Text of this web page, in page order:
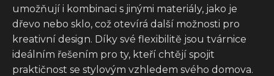
umožňují i kombinaci s jinými materiály, jako je
dřevo nebo sklo, což otevírá další možnosti pro
kreativní design. Díky své flexibilitě jsou tvárnice
ideálním řešením pro ty, kteří chtějí spojit
praktičnost se stylovým vzhledem svého domova.